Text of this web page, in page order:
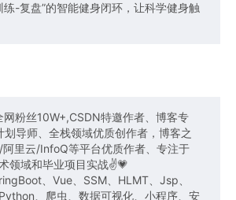
练-复盘”的智能健身闭环，让科学健身触
网粉丝10W+,CSDN特邀作者、博客专
划导师、全栈领域优质创作者，博客之
里云/InfoQ等平台优质作者、专注于
领域和毕业项目实战✌💗
、Vue、SSM、HLMT、Jsp、
、爬虫、数据可视化、小程序、安